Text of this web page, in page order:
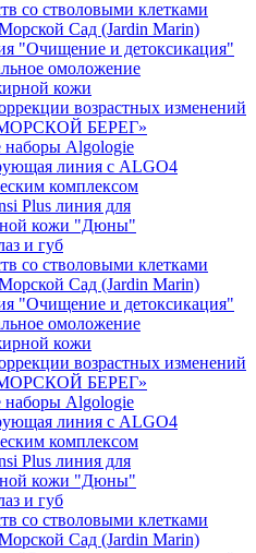
со стволовыми клетками
Сад (Jardin Marin)
"Очищение и детоксикация"
омоложение
кожи
возрастных изменений
МОРСКОЙ БЕРЕГ»
Algologie
линия с ALGO4
комплексом
Plus линия для
кожи "Дюны"
и губ
со стволовыми клетками
Сад (Jardin Marin)
"Очищение и детоксикация"
омоложение
кожи
возрастных изменений
МОРСКОЙ БЕРЕГ»
Algologie
линия с ALGO4
комплексом
Plus линия для
кожи "Дюны"
и губ
со стволовыми клетками
Сад (Jardin Marin)